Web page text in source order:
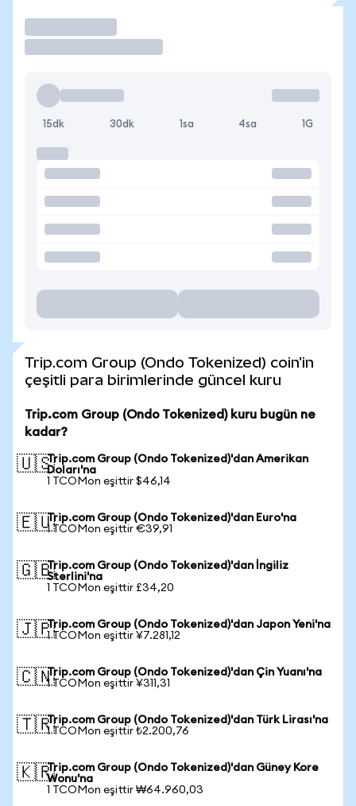
15dk 30dk 1sa 4sa 1G
Trip.com Group (Ondo Tokenized) coin'in
çeşitli para birimlerinde güncel kuru
Trip.com Group (Ondo Tokenized) kuru bugün ne
kadar?
🇺🇸Trip.com Group (Ondo Tokenized)'dan Amerikan
Doları'na
1 TCOMon eşittir $46,14
🇪🇺Trip.com Group (Ondo Tokenized)'dan Euro'na
1 TCOMon eşittir €39,91
🇬🇧Trip.com Group (Ondo Tokenized)'dan İngiliz
Sterlini'na
1 TCOMon eşittir £34,20
🇯🇵Trip.com Group (Ondo Tokenized)'dan Japon Yeni'na
1 TCOMon eşittir ¥7.281,12
🇨🇳Trip.com Group (Ondo Tokenized)'dan Çin Yuanı'na
1 TCOMon eşittir ¥311,31
🇹🇷Trip.com Group (Ondo Tokenized)'dan Türk Lirası'na
1 TCOMon eşittir ₺2.200,76
🇰🇷Trip.com Group (Ondo Tokenized)'dan Güney Kore
Wonu'na
1 TCOMon eşittir ₩64.960,03